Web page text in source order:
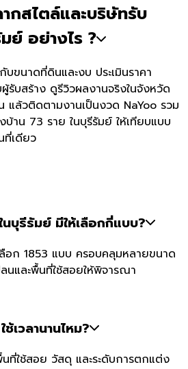
กสไตล์และบริษัทรับ
ย์ อย่างไร ?
บขนาดที่ดินและงบ ประเมินราคา
รับสร้าง ดูรีวิวผลงานจริงในจังหวัด
แล้วติดตามงานเป็นงวด NaYoo รวม
บ้าน 73 ราย ในบุรีรัมย์ ให้เทียบแบบ
ที่เดียว
บุรีรัมย์ มีให้เลือกกี่แบบ?
อก 1853 แบบ ครอบคลุมหลายขนาด
นและพื้นที่ใช้สอยให้พิจารณา
ช้เวลานานไหม?
ที่ใช้สอย วัสดุ และระดับการตกแต่ง